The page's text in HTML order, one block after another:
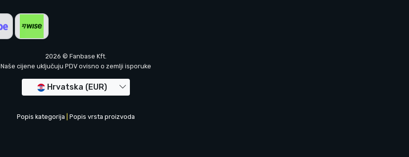
2026 © Fanbase Kft.
Naše cijene uključuju PDV ovisno o zemlji isporuke
Hrvatska (EUR)
Popis kategorija Popis vrsta proizvoda